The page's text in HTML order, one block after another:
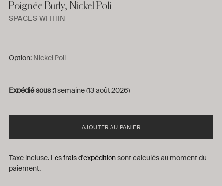
Poignée Burly, Nickel Poli
SPACES WITHIN
Option: Nickel Poli
Expédié sous :1 semaine (13 août 2026)
AJOUTER AU PANIER
Taxe incluse. Les frais d'expéditionsont calculés au moment du
paiement.